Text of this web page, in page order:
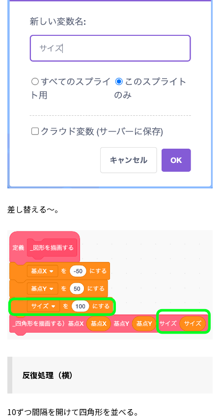
差し替える〜。
反復処理（横）
10ずつ間隔を開けて四角形を並べる。